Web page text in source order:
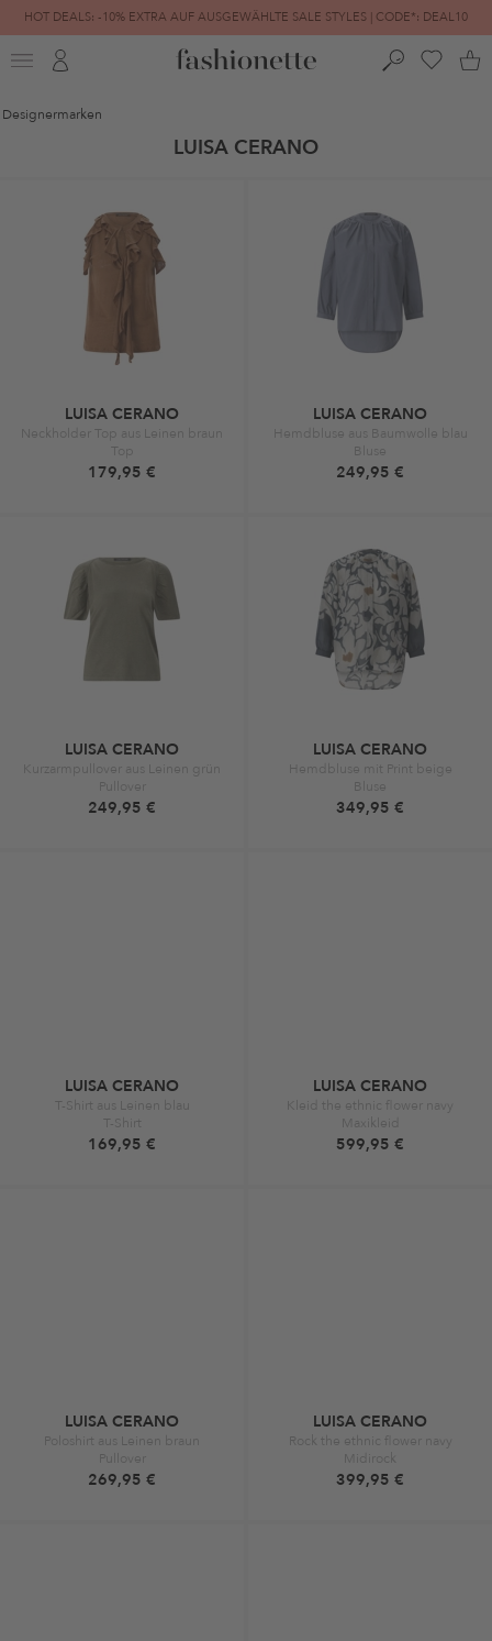
HOT DEALS: -10% EXTRA AUF AUSGEWÄHLTE SALE STYLES | CODE*: DEAL10
FINAL SALE | BIS ZU -80% REDUZIERT
Designermarken
LUISA CERANO
LUISA CERANO
Neckholder Top aus Leinen braun
Top
179,95 €
LUISA CERANO
Hemdbluse aus Baumwolle blau
Bluse
249,95 €
LUISA CERANO
Kurzarmpullover aus Leinen grün
Pullover
249,95 €
LUISA CERANO
Hemdbluse mit Print beige
Bluse
349,95 €
LUISA CERANO
T-Shirt aus Leinen blau
T-Shirt
169,95 €
LUISA CERANO
Kleid the ethnic flower navy
Maxikleid
599,95 €
LUISA CERANO
Poloshirt aus Leinen braun
Pullover
269,95 €
LUISA CERANO
Rock the ethnic flower navy
Midirock
399,95 €